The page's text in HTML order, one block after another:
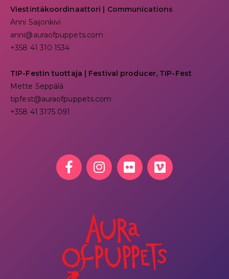
Viestintäkoordinaattori | Communications
Anni Saijonkivi
anni@auraofpuppets.com
+358 41 310 1534
TIP-Festin tuottaja | Festival producer, TIP-Fest
Mette Seppälä
tipfest@auraofpuppets.com
+358 41 3175 091